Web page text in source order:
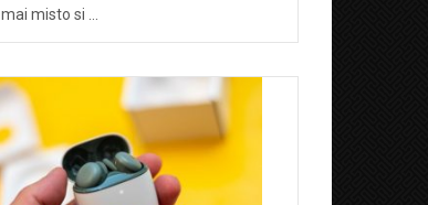
mai misto si …